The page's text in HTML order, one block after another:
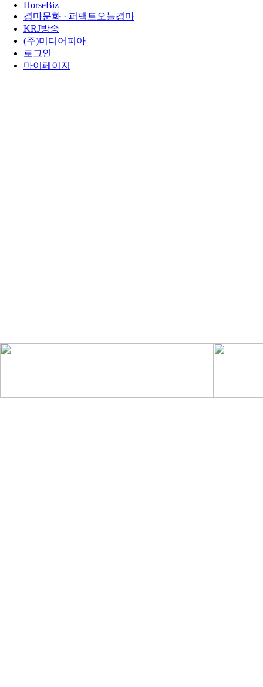
HorseBiz
경마문화 · 퍼팩트오늘경마
KRJ방송
(주)미디어피아
로그인
마이페이지